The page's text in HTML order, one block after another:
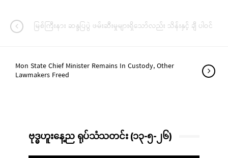
မြစ်ကြီးနား ဆန္ဒပြပွဲ ဖမ်းဆီးမှုများရှိသော်လည်း သိန်းနှင့် ချီ ပါဝင်
Mon State Chief Minister Remains In Custody, Other
Lawmakers Freed
ဗုဒ္ဓဟူးနေ့ည ရုပ်သံသတင်း (၁၃-၅-၂၆)